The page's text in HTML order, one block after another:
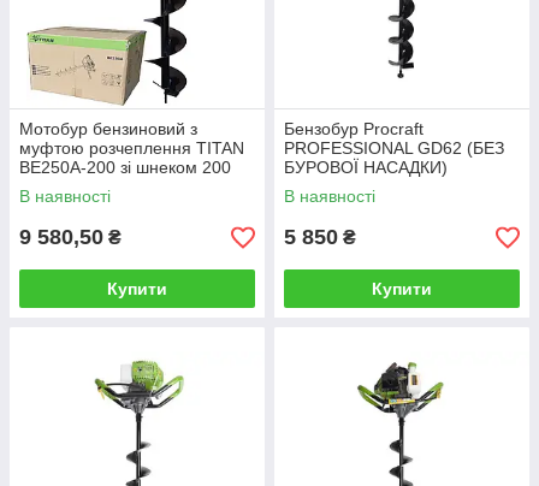
Мотобур бензиновий з
муфтою розчеплення TITAN
BE250A-200 зі шнеком 200
мм.
В наявності
9 580,50 ₴
Купити
Бензобур Procraft
PROFESSIONAL GD62 (БЕЗ
БУРОВОЇ НАСАДКИ)
В наявності
5 850 ₴
Купити